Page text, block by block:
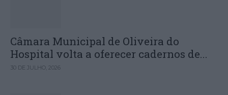
Câmara Municipal de Oliveira do
Hospital volta a oferecer cadernos de...
30 DE JULHO, 2026